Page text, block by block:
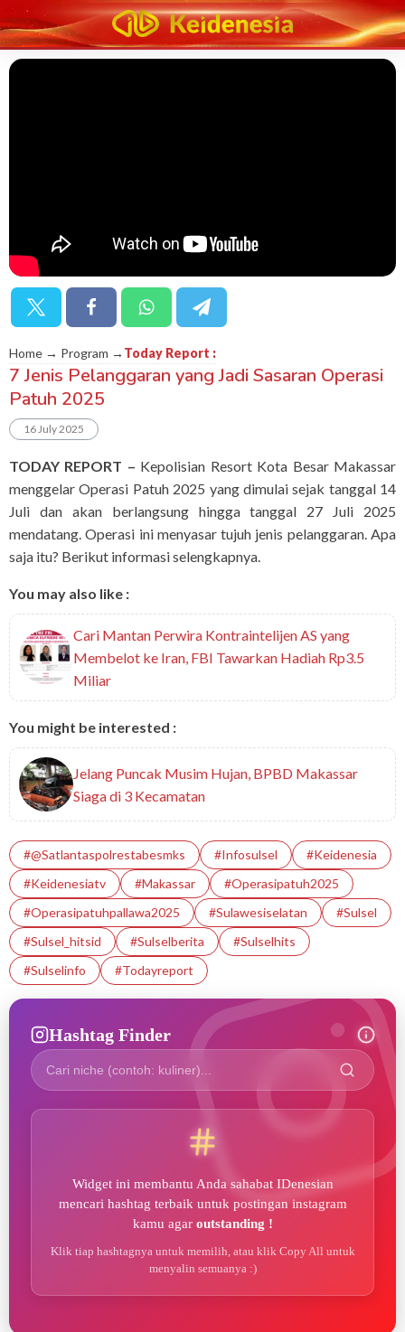
Home → Program → Today Report :
7 Jenis Pelanggaran yang Jadi Sasaran Operasi
Patuh 2025
16 July 2025
TODAY REPORT – Kepolisian Resort Kota Besar Makassar
menggelar Operasi Patuh 2025 yang dimulai sejak tanggal 14
Juli dan akan berlangsung hingga tanggal 27 Juli 2025
mendatang. Operasi ini menyasar tujuh jenis pelanggaran. Apa
saja itu? Berikut informasi selengkapnya.
You may also like :
Cari Mantan Perwira Kontraintelijen AS yang
Membelot ke Iran, FBI Tawarkan Hadiah Rp3.5
Miliar
You might be interested :
Jelang Puncak Musim Hujan, BPBD Makassar
Siaga di 3 Kecamatan
#@satlantaspolrestabesmks #infosulsel
#Keidenesia
#Keidenesiatv
#makassar
#operasipatuh2025
#operasipatuhpallawa2025
#sulawesiselatan
#Sulsel
#sulsel_hitsid
#sulselberita
#sulselhits
#sulselinfo
#Todayreport
Hashtag Finder
Widget ini membantu Anda sahabat IDenesian
mencari hashtag terbaik untuk postingan instagram
kamu agar outstanding !
Klik tiap hashtagnya untuk memilih, atau klik Copy All untuk
menyalin semuanya :)